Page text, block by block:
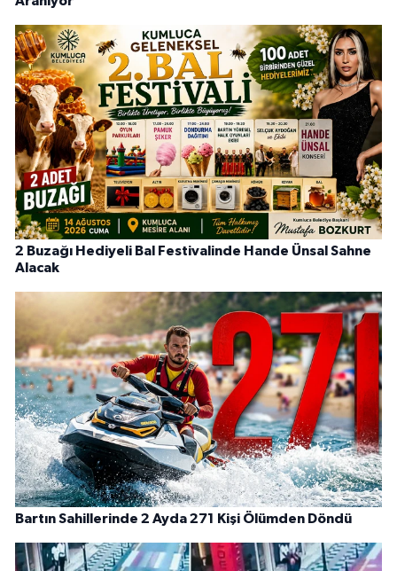
2 Buzağı Hediyeli Bal Festivalinde Hande Ünsal Sahne
Alacak
Bartın Sahillerinde 2 Ayda 271 Kişi Ölümden Döndü